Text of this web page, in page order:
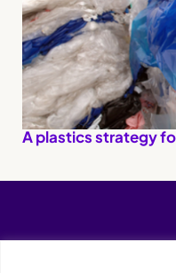
A plastics strategy